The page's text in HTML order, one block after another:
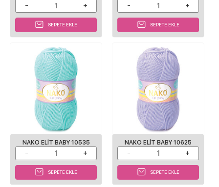
SEPETE EKLE SEPETE EKLE
NAKO ELIT BABY 10535
SEPETE EKLE
NAKO ELIT BABY 10625
SEPETE EKLE